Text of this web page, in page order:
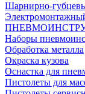
Шарнирно-
Наборы
Обработка металла
Окраска кузова
Оснастка для
Пистолеты для